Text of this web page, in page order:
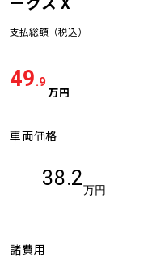
採用情報
支払総額 （税込）
49.9
万円
車両価格
38.2
万円
諸費用